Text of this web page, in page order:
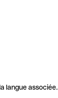
langue associée.